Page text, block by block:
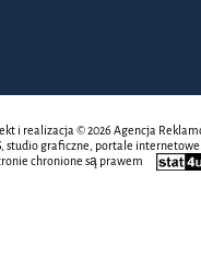
i realizacja © 2026 Agencja
studio graficzne, portale
chronione są prawem